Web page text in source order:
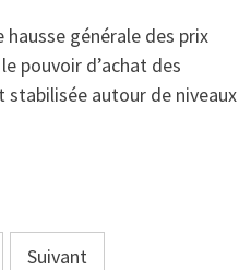
générale des prix
pouvoir d’achat des
stabilisée autour de niveaux
Suivant